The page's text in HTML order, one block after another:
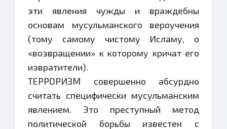
эти явления чужды и враждебны
основам мусульманского вероучения
(тому самому чистому Исламу, о
«возвращении» к которому кричат его
извратители).
ТЕРРОРИЗМ совершенно абсурдно
считать специфически мусульманским
явлением. Это преступный метод
политической борьбы известен с